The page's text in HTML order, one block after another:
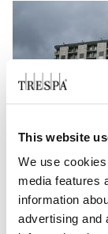
This website
We use
media features
information
advertising and
Crowne
Lire la suite